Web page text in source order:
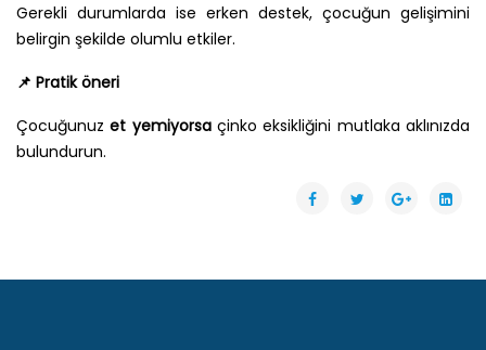
Gerekli durumlarda ise erken destek, çocuğun gelişimini
belirgin şekilde olumlu etkiler.
📌 Pratik öneri
Çocuğunuzet yemiyorsaçinko eksikliğini mutlaka aklınızda
bulundurun.